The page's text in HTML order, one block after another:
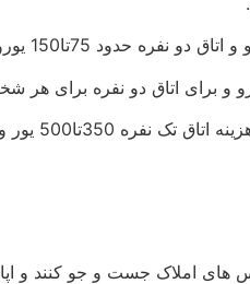
250تا350 یورو میباشد.
های املاک جست و جو کنند